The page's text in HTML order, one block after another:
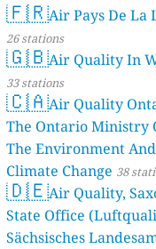
🇫🇷Air Pays De La
26 stations
🇬🇧Air Quality In
33 stations
🇨🇦Air Quality
The Ontario Ministry
The Environment And
Climate Change 38
🇩🇪Air Quality,
State Office
Sächsisches